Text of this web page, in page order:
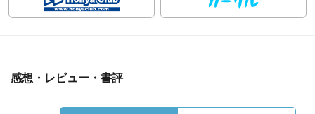
感想・レビュー・書評